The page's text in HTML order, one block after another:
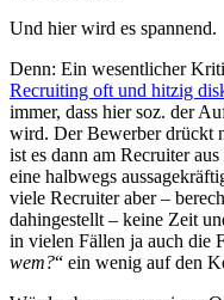
Und hier wird es spannend.
Denn: Ein wesentlicher
Recruiting oft und hitzig
immer, dass hier soz. der
wird. Der Bewerber drückt
ist es dann am Recruiter
eine halbwegs
viele Recruiter aber –
dahingestellt – keine Zeit
in vielen Fällen ja auch die
wem?“ ein wenig auf den